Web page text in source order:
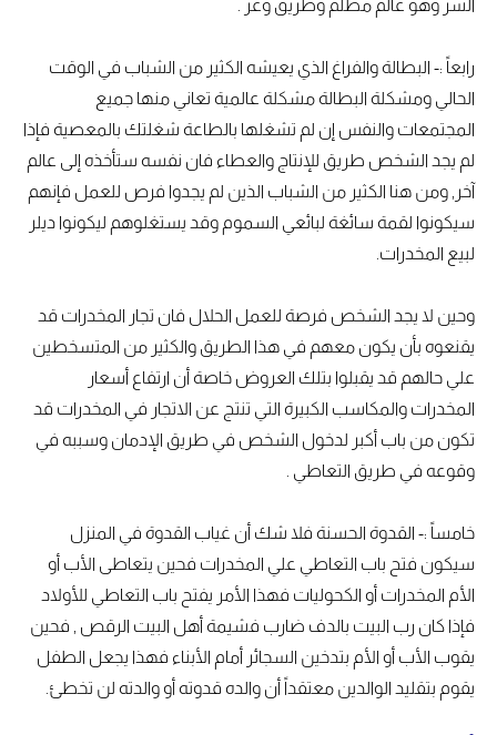
الشر وهو عالم مظلم وطريق وعر .
رابعاً :- البطالة والفراغ الذي يعيشه الكثير من الشباب في الوقت
الحالي ومشكلة البطالة مشكلة عالمية تعاني منها جميع
المجتمعات والنفس إن لم تشغلها بالطاعة شغلتك بالمعصية فإذا
لم يجد الشخص طريق للإنتاج والعطاء فان نفسه ستأخذه إلى عالم
آخر, ومن هنا الكثير من الشباب الذين لم يجدوا فرص للعمل فإنهم
سيكونوا لقمة سائغة لبائعي السموم وقد يستغلوهم ليكونوا ديلر
لبيع المخدرات.
وحين لا يجد الشخص فرصة للعمل الحلال فان تجار المخدرات قد
يقنعوه بأن يكون معهم في هذا الطريق والكثير من المتسخطين
علي حالهم قد يقبلوا بتلك العروض خاصة أن ارتفاع أسعار
المخدرات والمكاسب الكبيرة التي تنتج عن الاتجار في المخدرات قد
تكون من باب أكبر لدخول الشخص في طريق الإدمان وسببه في
وقوعه في طريق التعاطي .
خامساً :- القدوة الحسنة فلا شك أن غياب القدوة في المنزل
سيكون فتح باب التعاطي علي المخدرات فحين يتعاطى الأب أو
الأم المخدرات أو الكحوليات فهذا الأمر يفتح باب التعاطي للأولاد
فإذا كان رب البيت بالدف ضارب فشيمة أهل البيت الرقص , فحين
يقوب الأب أو الأم بتدخين السجائر أمام الأبناء فهذا يجعل الطفل
يقوم بتقليد الوالدين معتقداً أن والده قدوته أو والدته لن تخطئ.